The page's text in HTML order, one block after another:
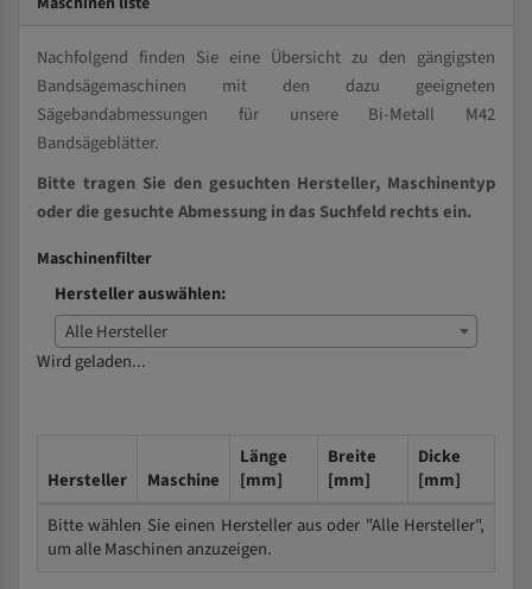
Nachfolgend finden Sie eine Übersicht zu den gängigsten
Bandsägemaschinen mit den dazu geeigneten
Sägebandabmessungen für unsere Bi-Metall M42
Bandsägeblätter.
Bitte tragen Sie den gesuchten Hersteller, Maschinentyp
oder die gesuchte Abmessung in das Suchfeld rechts ein.
Maschinenfilter
Hersteller auswählen:
Alle Hersteller
Wird geladen...
Hersteller Maschine
Länge
[mm]
Breite
[mm]
Dicke
[mm]
Bitte wählen Sie einen Hersteller aus oder "Alle Hersteller",
um alle Maschinen anzuzeigen.